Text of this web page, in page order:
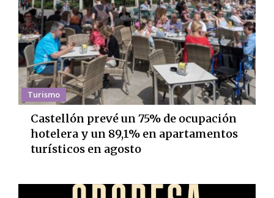
Turismo
Castellón prevé un 75% de ocupación
hotelera y un 89,1% en apartamentos
turísticos en agosto